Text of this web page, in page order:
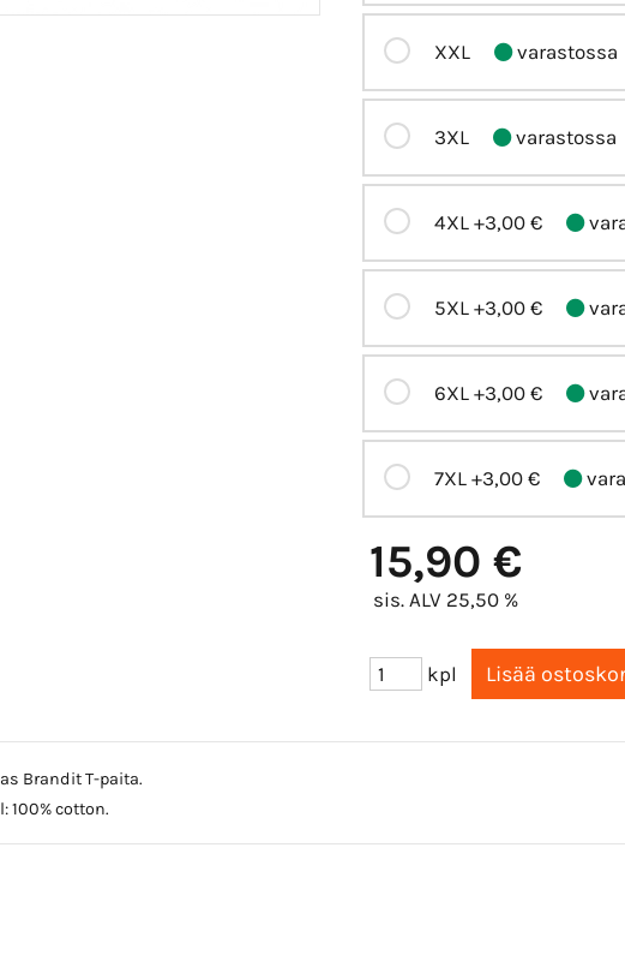
XXL varastossa
3XL varastossa
4XL +3,00 €
5XL +3,00 €
6XL +3,00 €
7XL +3,00 €
15,90 €
sis. ALV 25,50 %
kpl
Brandit T-paita.
100% cotton.